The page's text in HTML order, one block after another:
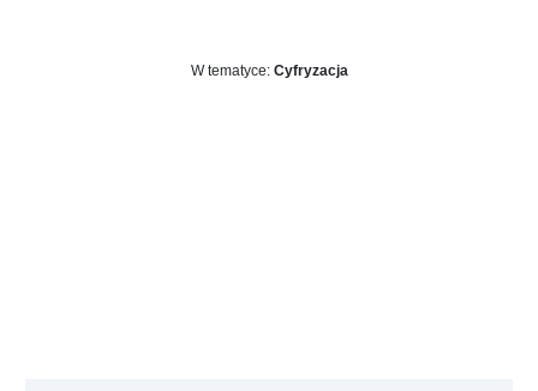
W tematyce: Cyfryzacja